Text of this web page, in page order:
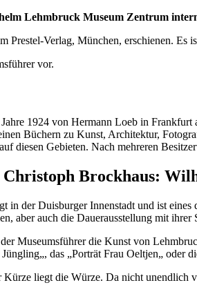
Lehmbruck Museum Zentrum
Prestel-Verlag, München, erschienen. Es
vor.
1924 von Hermann Loeb in
Büchern zu Kunst, Architektur,
diesen Gebieten. Nach mehreren
Christoph Brockhaus:
in der Duisburger Innenstadt und ist
aber auch die Dauerausstellung mit
Museumsführer die Kunst von
das „Porträt Frau Oeltjen„ oder
Kürze liegt die Würze. Da nicht